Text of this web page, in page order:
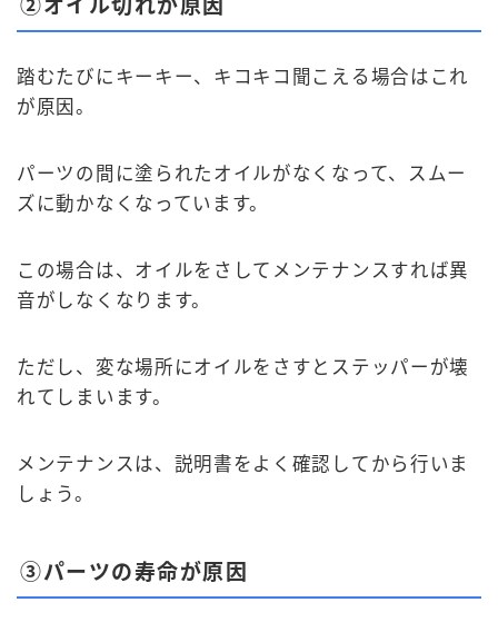
②オイル切れが原因
踏むたびにキーキー、キコキコ聞こえる場合はこれ
が原因。
パーツの間に塗られたオイルがなくなって、スムー
ズに動かなくなっています。
この場合は、オイルをさしてメンテナンスすれば異
音がしなくなります。
ただし、変な場所にオイルをさすとステッパーが壊
れてしまいます。
メンテナンスは、説明書をよく確認してから行いま
しょう。
③パーツの寿命が原因